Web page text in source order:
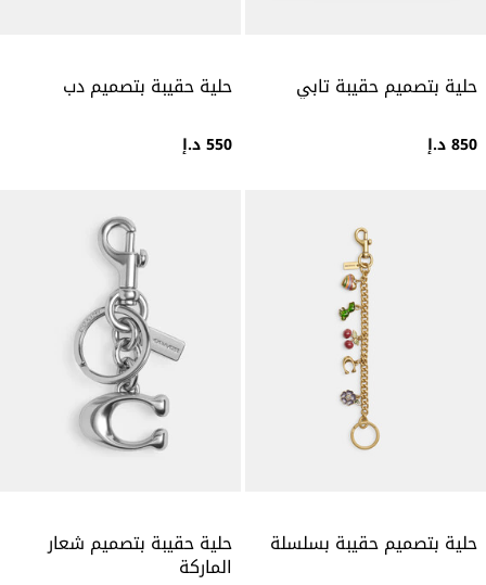
حلية بتصميم حقيبة تابي
850 د.إ
حلية حقيبة بتصميم دب
550 د.إ
حلية بتصميم حقيبة بسلسلة حلية حقيبة بتصميم شعار
الماركة